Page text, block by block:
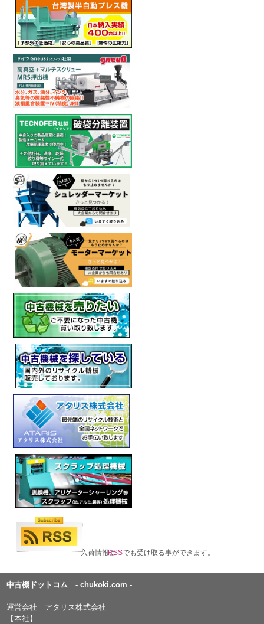
入荷情報はRSSでも受け取る事ができます。
中古機ドットコム - chukoki.com -
運営会社 アタリス株式会社
【本社】